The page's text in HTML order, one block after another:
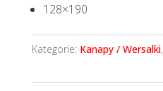
128×190
Kategorie: Kanapy / Wersalki,